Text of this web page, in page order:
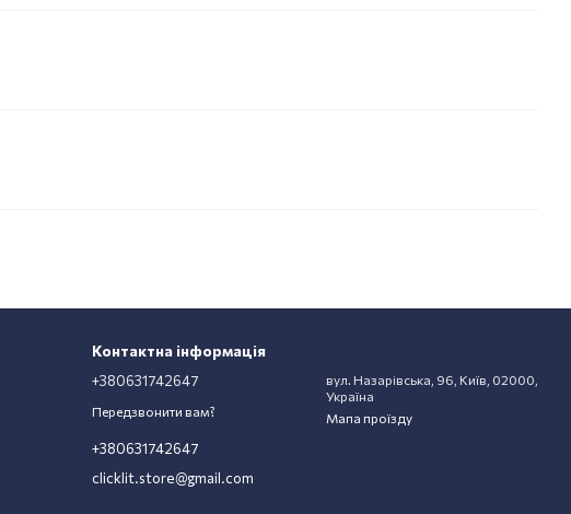
Контактна інформація
+380631742647
Передзвонити вам?
+380631742647
clicklit.store@gmail.com
вул. Назарівська, 96, Київ, 02000,
Україна
Мапа проїзду